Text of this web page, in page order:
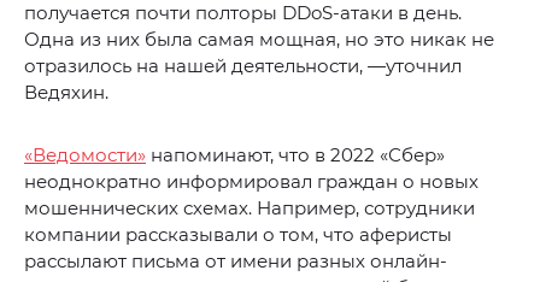
получается почти полторы DDoS-атаки в день.
Одна из них была самая мощная, но это никак не
отразилось на нашей деятельности, —уточнил
Ведяхин.
«Ведомости» напоминают, что в 2022 «Сбер»
неоднократно информировал граждан о новых
мошеннических схемах. Например, сотрудники
компании рассказывали о том, что аферисты
рассылают письма от имени разных онлайн-